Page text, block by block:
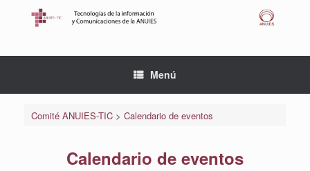
Menú
Comité ANUIES-TIC> Calendario de eventos
Calendario de eventos